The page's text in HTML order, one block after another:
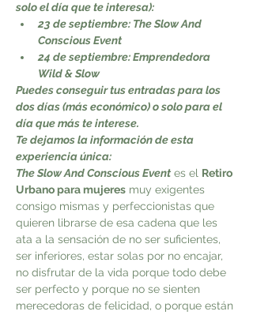
solo el día que te interesa):
23 de septiembre: The Slow And
Conscious Event
24 de septiembre: Emprendedora
Wild & Slow
Puedes conseguir tus entradas para los
dos días (más económico) o solo para el
día que más te interese.
Te dejamos la información de esta
experiencia única:
The Slow And Conscious Event es el Retiro
Urbano para mujeres muy exigentes
consigo mismas y perfeccionistas que
quieren librarse de esa cadena que les
ata a la sensación de no ser suficientes,
ser inferiores, estar solas por no encajar,
no disfrutar de la vida porque todo debe
ser perfecto y porque no se sienten
merecedoras de felicidad, o porque están